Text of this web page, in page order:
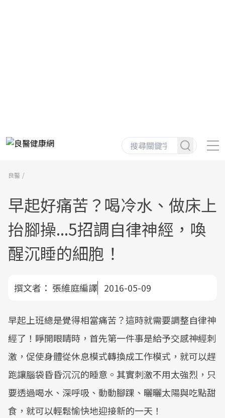
良醫
早起好痛苦？喝冷水、做床上
抬腳操...5招調自律神經，喚
醒沉睡的細胞！
撰文者： 張維庭編譯 2016-05-09
早起上班總是覺得相當痛苦？這時就需要調整自律神
經了！睜開眼睛時，首先第一件事是給予交感神經刺
激，促使身體從休息模式轉換成工作模式，就可以趕
跑讓腦袋昏昏沉沉的睡意。其實刺激不用太強烈，只
要透過喝水、深呼吸、動動腳踝、曬曬太陽與吃點甜
食，就可以輕鬆愉快地迎接新的一天！